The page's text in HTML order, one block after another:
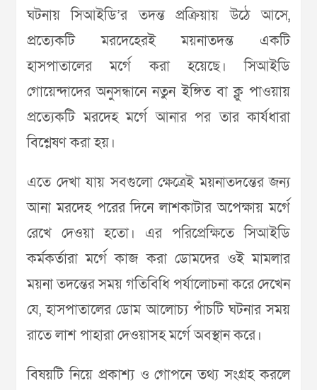
ঘটনায় সিআইডি’র তদন্ত প্রক্রিয়ায় উঠে আসে,
প্রত্যেকটি মরদেহেরই ময়নাতদন্ত একটি
হাসপাতালের মর্গে করা হয়েছে। সিআইডি
গোয়েন্দাদের অনুসন্ধানে নতুন ইঙ্গিত বা ক্লু পাওয়ায়
প্রত্যেকটি মরদেহ মর্গে আনার পর তার কার্যধারা
বিশ্লেষণ করা হয়।
এতে দেখা যায় সবগুলো ক্ষেত্রেই ময়নাতদন্তের জন্য
আনা মরদেহ পরের দিনে লাশকাটার অপেক্ষায় মর্গে
রেখে দেওয়া হতো। এর পরিপ্রেক্ষিতে সিআইডি
কর্মকর্তারা মর্গে কাজ করা ডোমদের ওই মামলার
ময়না তদন্তের সময় গতিবিধি পর্যালোচনা করে দেখেন
যে, হাসপাতালের ডোম আলোচ্য পাঁচটি ঘটনার সময়
রাতে লাশ পাহারা দেওয়াসহ মর্গে অবস্থান করে।
বিষয়টি নিয়ে প্রকাশ্য ও গোপনে তথ্য সংগ্রহ করলে